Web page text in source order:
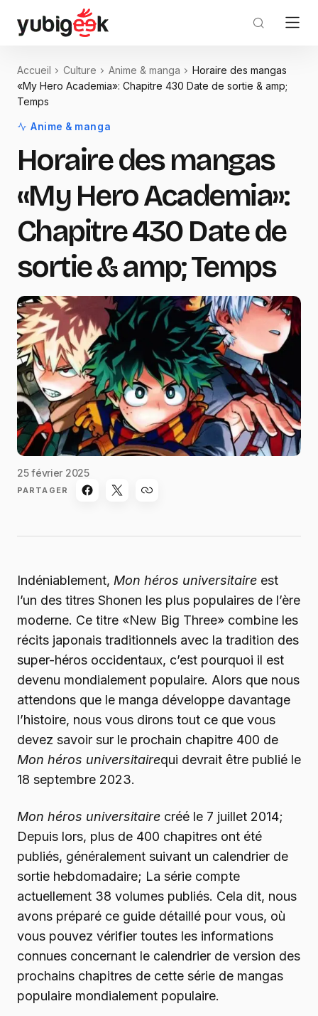
Accueil Culture Anime & manga
Horaire des mangas
«My Hero Academia»: Chapitre 430 Date de sortie & amp;
Temps
Anime & manga
Horaire des mangas
«My Hero Academia»:
Chapitre 430 Date de
sortie & amp; Temps
25 février 2025
PARTAGER
Indéniablement, Mon héros universitaire est
l’un des titres Shonen les plus populaires de l’ère
moderne. Ce titre «New Big Three» combine les
récits japonais traditionnels avec la tradition des
super-héros occidentaux, c’est pourquoi il est
devenu mondialement populaire. Alors que nous
attendons que le manga développe davantage
l’histoire, nous vous dirons tout ce que vous
devez savoir sur le prochain chapitre 400 de
Mon héros universitairequi devrait être publié le
18 septembre 2023.
Mon héros universitaire créé le 7 juillet 2014;
Depuis lors, plus de 400 chapitres ont été
publiés, généralement suivant un calendrier de
sortie hebdomadaire; La série compte
actuellement 38 volumes publiés. Cela dit, nous
avons préparé ce guide détaillé pour vous, où
vous pouvez vérifier toutes les informations
connues concernant le calendrier de version des
prochains chapitres de cette série de mangas
populaire mondialement populaire.